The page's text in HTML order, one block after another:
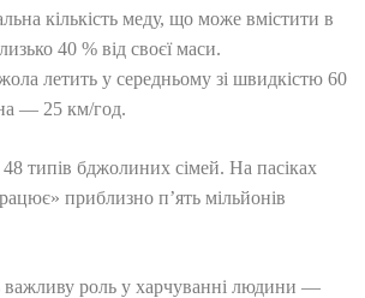
кількість меду, що може вмістити в
40 % від своєї маси.
летить у середньому зі швидкістю 60
— 25 км/год.
48 типів бджолиних сімей. На пасіках
приблизно п’ять мільйонів
важливу роль у харчуванні людини —